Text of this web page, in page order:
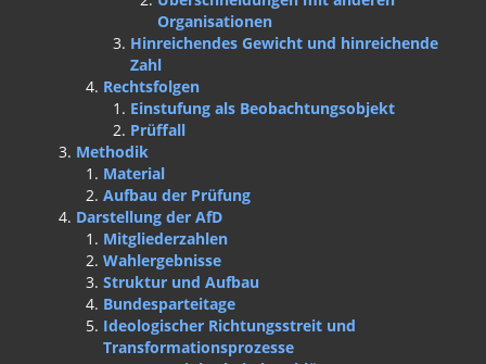
Organisationen
Hinreichendes Gewicht und hinreichende
Zahl
Rechtsfolgen
Einstufung als Beobachtungsobjekt
Prüffall
Methodik
Material
Aufbau der Prüfung
Darstellung der AfD
Mitgliederzahlen
Wahlergebnisse
Struktur und Aufbau
Bundesparteitage
Ideologischer Richtungsstreit und
Transformationsprozesse